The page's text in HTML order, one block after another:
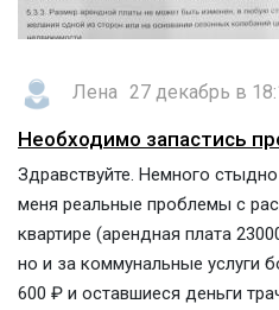
Лена 27 декабрь в
Необходимо запастись
Здравствуйте. Немного
меня реальные проблемы с
квартире (арендная плата
но и за коммунальные услуги
600 ₽ и оставшиеся деньги